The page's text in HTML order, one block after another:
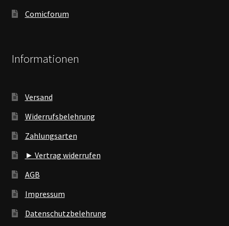
Comicforum
Informationen
Versand
Widerrufsbelehrung
Zahlungsarten
► Vertrag widerrufen
AGB
Impressum
Datenschutzbelehrung